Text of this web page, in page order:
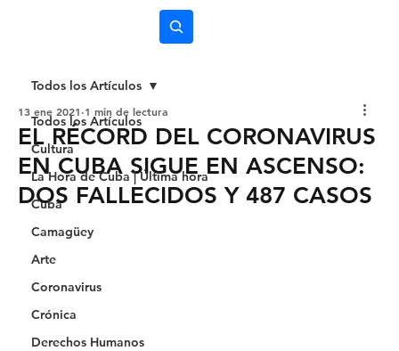
Todos los Artículos
Cultura
La Hora de Cuba | Última hora
Cuba
Camagüey
Arte
Coronavirus
Crónica
Derechos Humanos
Todos los Artículos
EL RÉCORD DEL CORONAVIRUS
EN CUBA SIGUE EN ASCENSO:
DOS FALLECIDOS Y 487 CASOS
13 ene 2021 1 min de lectura